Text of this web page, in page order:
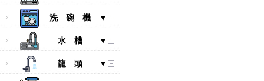
洗 碗 機 ▼
水 槽 ▼
龍 頭 ▼